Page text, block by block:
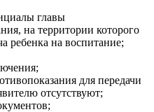
главы
на территории которого
ребенка на воспитание;
для передачи
отсутствуют;